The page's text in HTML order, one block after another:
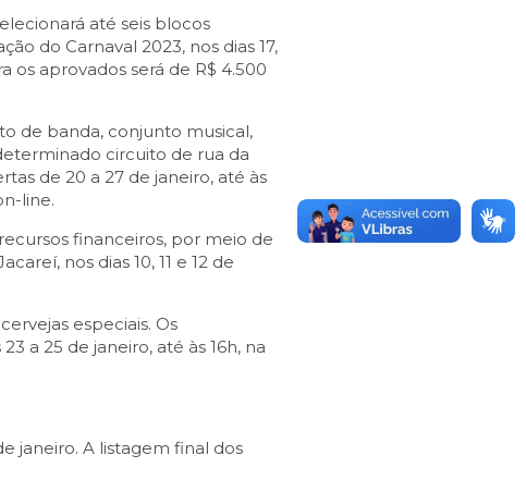
até seis blocos
do Carnaval 2023, nos dias 17,
os aprovados será de R$ 4.500
de banda, conjunto musical,
circuito de rua da
de 20 a 27 de janeiro, até às
line.
financeiros, por meio de
nos dias 10, 11 e 12 de
especiais. Os
a 25 de janeiro, até às 16h, na
janeiro. A listagem final dos